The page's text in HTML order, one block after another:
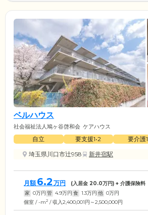
ベルハウス
社会福祉法人鳩ヶ谷啓和会 ケアハウス
自立 要支援1•2 要介護1
埼玉県川口市辻958
新井宿駅
月額 6.2 万円 (入居金 20.0万円) + 介護保険料
家 0万円 管 4.9万円 食 1.3万円 他 0万円
個室 / -m2 / 収入2,400,001円～2,500,000円